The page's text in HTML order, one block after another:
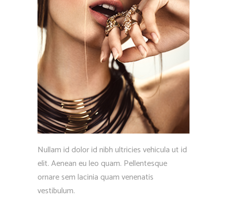
Nullam id dolor id nibh ultricies vehicula ut id
elit. Aenean eu leo quam. Pellentesque
ornare sem lacinia quam venenatis
vestibulum.